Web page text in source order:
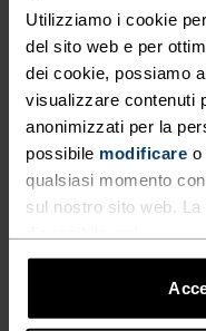
Utilizziamo i cookie
del sito web e per
dei cookie, possiamo
visualizzare contenuti
anonimizzati per la
possibile modificare o
qualsiasi momento
sul nostro sito web.
BASSO
TIPO DI ATTIVITÀ
QUALSIASI COSA ALTA
Trail Running - Running
CARATTERISTICHE